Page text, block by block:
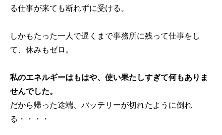
る仕事が来ても断れずに受ける。
しかもたった一人で遅くまで事務所に残って仕事をし
て、休みもゼロ。
私のエネルギーはもはや、使い果たしすぎて何もありま
せんでした。
だから帰った途端、バッテリーが切れたように倒れ
る・・・・